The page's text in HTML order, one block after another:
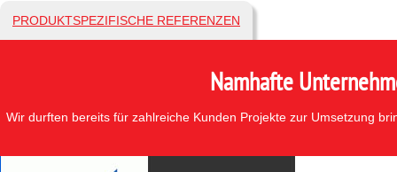
PRODUKTSPEZIFISCHE REFERENZEN
Namhafte
Wir durften bereits für zahlreiche Kunden Projekte zur Umsetzung